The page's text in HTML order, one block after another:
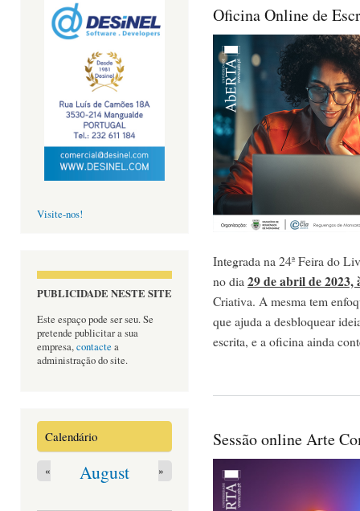
Visite-nos!
PUBLICIDADE NESTE SITE
Este espaço pode ser seu. Se
pretende publicitar a sua
empresa,contacte a
administração do site.
Calendário
August
« »
Oficina Online de
Integrada na 24ª Feira do
no dia 29 de abril de 2023,
Criativa. A mesma tem
que ajuda a desbloquear
escrita, e a oficina ainda
Sessão online Arte